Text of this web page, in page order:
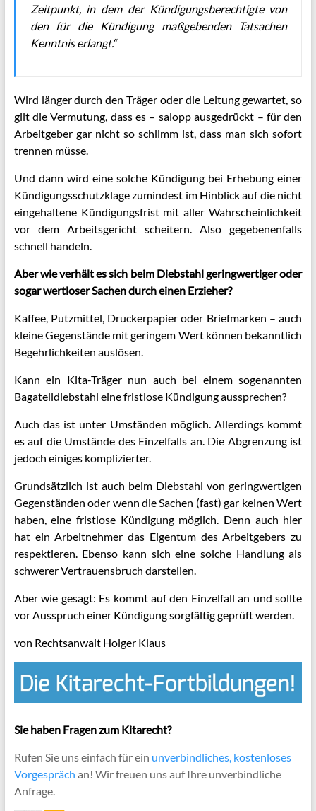
Zeitpunkt, in dem der Kündigungsberechtigte von
den für die Kündigung maßgebenden Tatsachen
Kenntnis erlangt.“
Wird länger durch den Träger oder die Leitung gewartet, so
gilt die Vermutung, dass es – salopp ausgedrückt – für den
Arbeitgeber gar nicht so schlimm ist, dass man sich sofort
trennen müsse.
Und dann wird eine solche Kündigung bei Erhebung einer
Kündigungsschutzklage zumindest im Hinblick auf die nicht
eingehaltene Kündigungsfrist mit aller Wahrscheinlichkeit
vor dem Arbeitsgericht scheitern. Also gegebenenfalls
schnell handeln.
Aber wie verhält es sich beim Diebstahl geringwertiger oder
sogar wertloser Sachen durch einen Erzieher?
Kaffee, Putzmittel, Druckerpapier oder Briefmarken – auch
kleine Gegenstände mit geringem Wert können bekanntlich
Begehrlichkeiten auslösen.
Kann ein Kita-Träger nun auch bei einem sogenannten
Bagatelldiebstahl eine fristlose Kündigung aussprechen?
Auch das ist unter Umständen möglich. Allerdings kommt
es auf die Umstände des Einzelfalls an. Die Abgrenzung ist
jedoch einiges komplizierter.
Grundsätzlich ist auch beim Diebstahl von geringwertigen
Gegenständen oder wenn die Sachen (fast) gar keinen Wert
haben, eine fristlose Kündigung möglich. Denn auch hier
hat ein Arbeitnehmer das Eigentum des Arbeitgebers zu
respektieren. Ebenso kann sich eine solche Handlung als
schwerer Vertrauensbruch darstellen.
Aber wie gesagt: Es kommt auf den Einzelfall an und sollte
vor Ausspruch einer Kündigung sorgfältig geprüft werden.
von Rechtsanwalt Holger Klaus
Sie haben Fragen zum Kitarecht?
Rufen Sie uns einfach für ein unverbindliches, kostenloses
Vorgespräch an! Wir freuen uns auf Ihre unverbindliche
Anfrage.